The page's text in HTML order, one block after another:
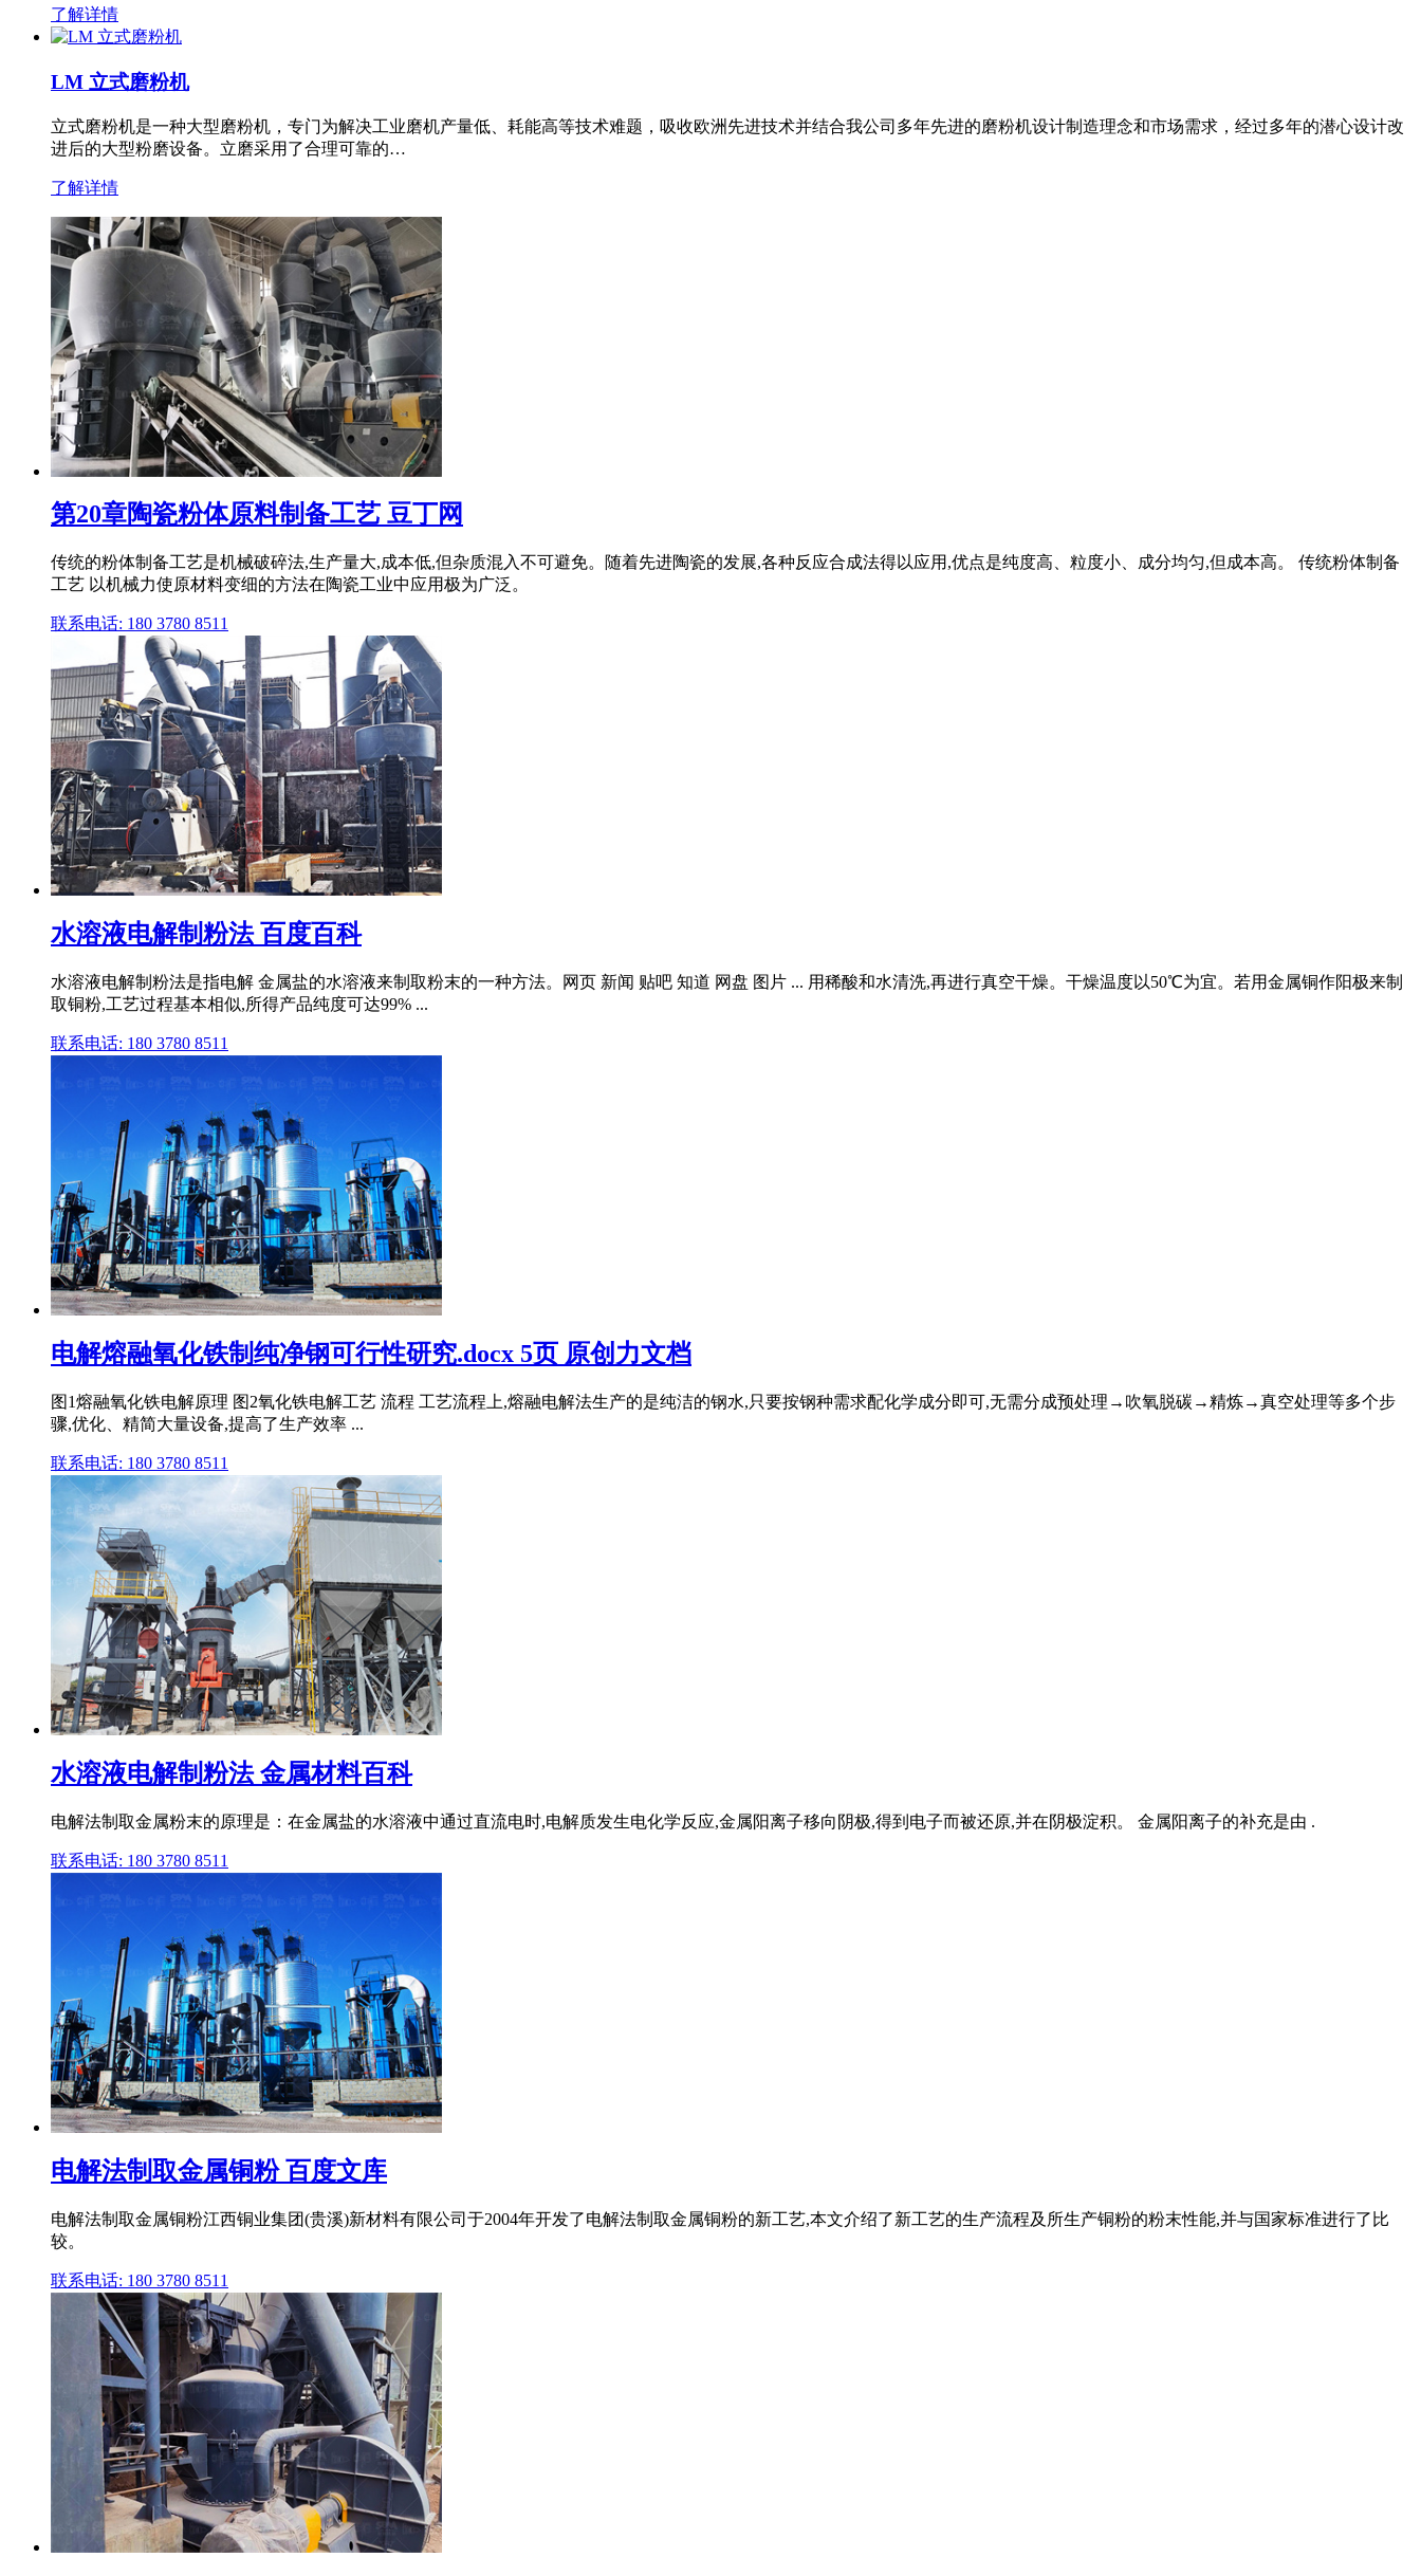
了解详情
LM 立式磨粉机
立式磨粉机是一种大型磨粉机，专门为解决工业磨机产量低、耗能高等技术难题，吸收欧洲先进技术并结合我公司多年先进的磨粉机设计制造理念和市场需求，经过多年的潜心设计改
进后的大型粉磨设备。立磨采用了合理可靠的…
了解详情
第20章陶瓷粉体原料制备工艺 豆丁网
传统的粉体制备工艺是机械破碎法,生产量大,成本低,但杂质混入不可避免。随着先进陶瓷的发展,各种反应合成法得以应用,优点是纯度高、粒度小、成分均匀,但成本高。 传统粉体制备
工艺 以机械力使原材料变细的方法在陶瓷工业中应用极为广泛。
联系电话: 180 3780 8511
水溶液电解制粉法 百度百科
水溶液电解制粉法是指电解 金属盐的水溶液来制取粉末的一种方法。网页 新闻 贴吧 知道 网盘 图片 ... 用稀酸和水清洗,再进行真空干燥。干燥温度以50℃为宜。若用金属铜作阳极来制
取铜粉,工艺过程基本相似,所得产品纯度可达99% ...
联系电话: 180 3780 8511
电解熔融氧化铁制纯净钢可行性研究.docx 5页 原创力文档
图1熔融氧化铁电解原理 图2氧化铁电解工艺 流程 工艺流程上,熔融电解法生产的是纯洁的钢水,只要按钢种需求配化学成分即可,无需分成预处理→吹氧脱碳→精炼→真空处理等多个步
骤,优化、精简大量设备,提高了生产效率 ...
联系电话: 180 3780 8511
水溶液电解制粉法 金属材料百科
电解法制取金属粉末的原理是：在金属盐的水溶液中通过直流电时,电解质发生电化学反应,金属阳离子移向阴极,得到电子而被还原,并在阴极淀积。 金属阳离子的补充是由 .
联系电话: 180 3780 8511
电解法制取金属铜粉 百度文库
电解法制取金属铜粉江西铜业集团(贵溪)新材料有限公司于2004年开发了电解法制取金属铜粉的新工艺,本文介绍了新工艺的生产流程及所生产铜粉的粉末性能,并与国家标准进行了比
较。
联系电话: 180 3780 8511